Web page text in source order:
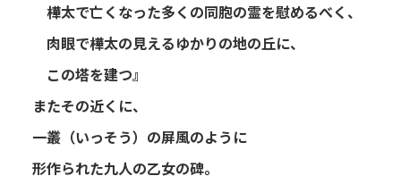
樺太で亡くなった多くの同胞の霊を慰めるべく、
肉眼で樺太の見えるゆかりの地の丘に、
この塔を建つ』
またその近くに、
一叢（いっそう）の屏風のように
形作られた九人の乙女の碑。